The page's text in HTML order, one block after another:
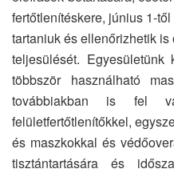
fertőtlenítéskere, június 1-
tartaniuk és ellenőrizhetik
teljesülését.
többször használható
továbbiakban is fel
felületfertőtlenítőkkel,
és maszkokkal és
tisztántartására és